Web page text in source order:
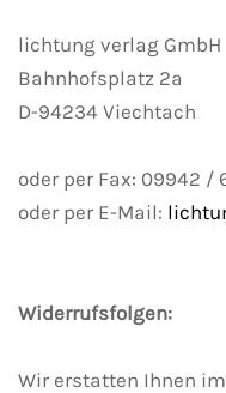
lichtung verlag GmbH
Bahnhofsplatz 2a
D-94234 Viechtach
oder per Fax: 09942 /
oder per E-Mail:
Widerrufsfolgen:
Wir erstatten Ihnen